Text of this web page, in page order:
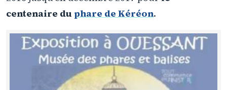
centenaire du phare de Kéréon.